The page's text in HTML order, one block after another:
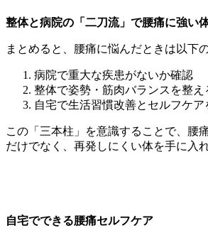
整体と病院の「二刀流」で腰痛に強い
まとめると、腰痛に悩んだときは以下
病院で重大な疾患がないか確認
整体で姿勢・筋肉バランスを整え
自宅で生活習慣改善とセルフケア
この「三本柱」を意識することで、腰
だけでなく、再発しにくい体を手に入
自宅でできる腰痛セルフケア